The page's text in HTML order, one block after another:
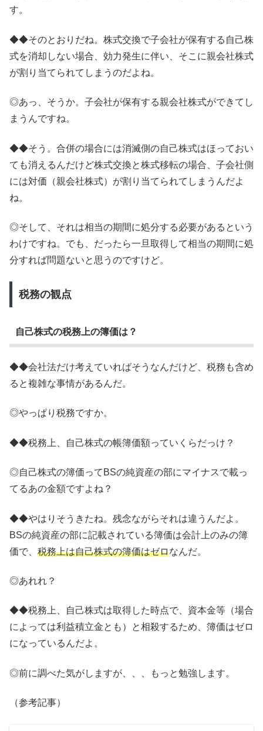
す。
◆◆そのとおりだね。株式交換で子会社が保有する自己株
式を消却しない場合、効力発生に伴い、そこに親会社株式
が割り当てられてしまうのだよね。
◎あっ、そうか。子会社が保有する親会社株式ができてし
まうんですね。
◆◆そう。合併の場合には消滅側の自己株式はほっておい
ても消えるんだけど株式交換と株式移転の場合、子会社側
には対価（親会社株式）が割り当てられてしまうんだよ
ね。
◎そして、それは相当の期間に処分する必要があるという
わけですね。でも、だったら一旦取得して相当の期間に処
分すれば問題ないと思うのですけど。
税務の観点
自己株式の税務上の簿価は？
◆◆会社法だけ考えていればそうなんだけど、税務も含め
ると複雑な事情があるんだ。
◎やっぱり税務ですか。
◆◆税務上、自己株式の帳簿価額っていくらだっけ？
◎自己株式の簿価ってBSの純資産の部にマイナスで載っ
てるあの金額ですよね？
◆◆やはりそうきたね。残念ながらそれは違うんだよ。
BSの純資産の部に記載されている簿価は会計上のみの簿
価で、 税務上は自己株式の簿価はゼロなんだ。
◎あれれ？
◆◆税務上、自己株式は取得した時点で、資本金等（場合
によっては利益積立金とも）と相殺するため、簿価はゼロ
になっているんだよ。
◎前に調べた気がしますが、、、もっと勉強します。
（参考記事）